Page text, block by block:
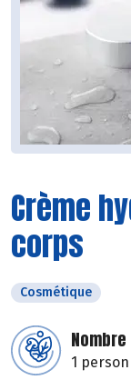
Crème
corps
Cosmétique
1